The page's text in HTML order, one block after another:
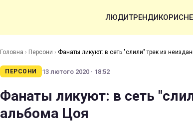
ЛЮДИТРЕНДИКОРИСНЕ
Головна › Персони › Фанаты ликуют: в сеть "слили" трек из
ПЕРСОНИ 13 лютого 2020 · 18:52
Фанаты ликуют: в сеть
альбома Цоя